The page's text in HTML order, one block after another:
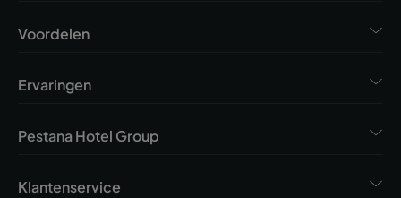
Voordelen
Ervaringen
Pestana Hotel Group
Klantenservice